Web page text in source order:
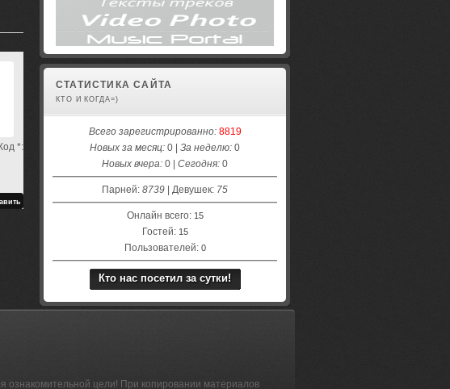
Код *:
СТАТИСТИКА САЙТА
КТО И КОГДА=)
Всего зарегистрированно: 8819
Новых за месяц: 0 | За неделю: 0
Новых вчера: 0 | Сегодня: 0
Парней: 8739 | Девушек: 75
Онлайн всего: 15
Гостей: 15
Пользователей: 0
Кто нас посетил за сутки!
ознакомительной цели! При копировании материалов